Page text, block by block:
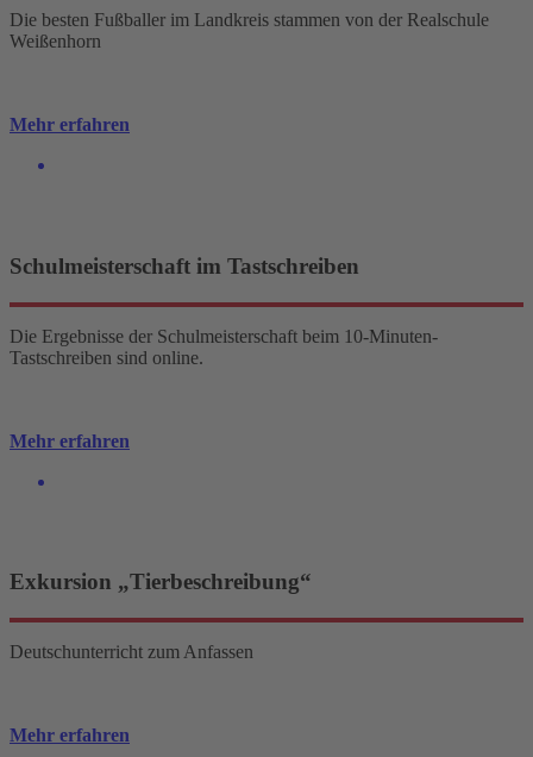
Die besten Fußballer im Landkreis stammen von der Realschule
Weißenhorn
Mehr erfahren
Schulmeisterschaft im Tastschreiben
Die Ergebnisse der Schulmeisterschaft beim 10-Minuten-
Tastschreiben sind online.
Mehr erfahren
Exkursion „Tierbeschreibung“
Deutschunterricht zum Anfassen
Mehr erfahren